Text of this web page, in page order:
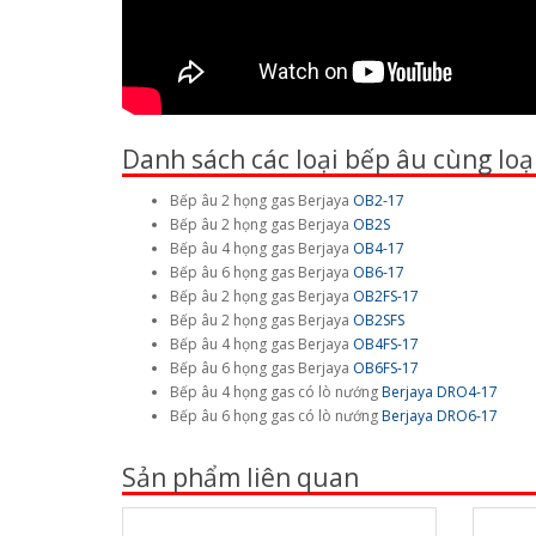
Danh sách các loại bếp âu cùng
Bếp âu 2 họng gas Berjaya OB2-17
Bếp âu 2 họng gas Berjaya OB2S
Bếp âu 4 họng gas Berjaya OB4-17
Bếp âu 6 họng gas Berjaya OB6-17
Bếp âu 2 họng gas Berjaya OB2FS-17
Bếp âu 2 họng gas Berjaya OB2SFS
Bếp âu 4 họng gas Berjaya OB4FS-17
Bếp âu 6 họng gas Berjaya OB6FS-17
Bếp âu 4 họng gas có lò nướngBerjaya DRO4-17
Bếp âu 6 họng gas có lò nướngBerjaya DRO6-17
Sản phẩm liên quan